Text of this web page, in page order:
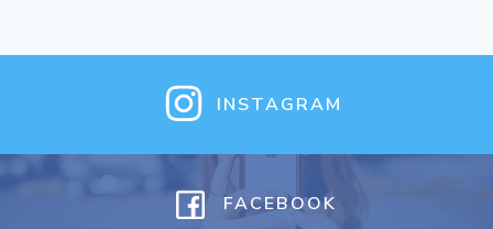
INSTAGRAM
FACEBOOK